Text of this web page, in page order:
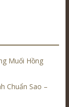
Muối Hồng
Chuẩn Sao –